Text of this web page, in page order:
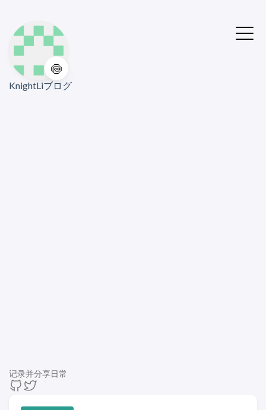
🍥
KnightLiブログ
记录并分享日常